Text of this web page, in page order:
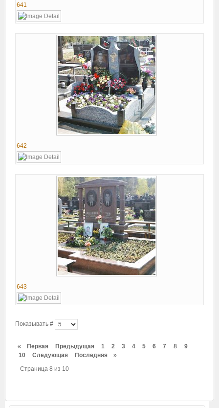
641
642
643
Показывать #
« Первая Предыдущая 1 2 3 4 5 6 7 8
9
10
Следующая Последняя
»
Страница 8 из 10